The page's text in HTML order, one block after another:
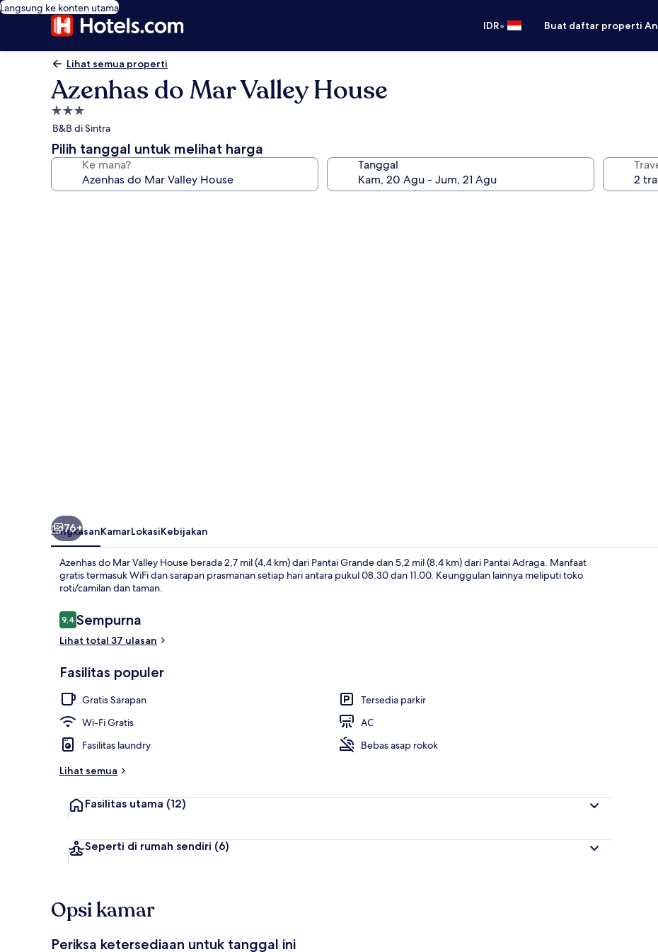
Langsung ke konten utama
IDR• Buat daftar properti
Lihat semua properti
Azenhas do Mar Valley House
Properti
bintang
3.0
B&B di Sintra
Pilih tanggal untuk melihat harga
Ke mana? Tanggal
76+
RingkasanKamarLokasiKebijakan
Azenhas do Mar Valley House berada 2,7 mil (4,4 km) dari Pantai Grande dan 5,2 mil (8,4 km) dari Pantai Adraga. Manfaat
gratis termasuk WiFi dan sarapan prasmanan setiap hari antara pukul 08.30 dan 11.00. Keunggulan lainnya meliputi toko
roti/camilan dan taman.
Ulasan
9,49,4 dari 10
Sempurna
Lihat total 37 ulasan
Fasilitas populer
Gratis Sarapan
Tersedia parkir
Wi-Fi Gratis
AC
Fasilitas laundry
Bebas asap rokok
Lihat semua
Fasilitas utama (12)
Seperti di rumah sendiri (6)
Opsi kamar
Periksa ketersediaan untuk tanggal ini